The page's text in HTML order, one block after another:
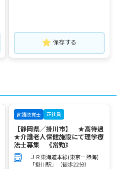
保存する
言語聴覚士 正社員
【静岡県／掛川市】 ★高待遇
★介護老人保健施設にて理学療
法士募集 《常勤》
ＪＲ東海道本線(東京－熱海)
「掛川駅」（徒歩22分）